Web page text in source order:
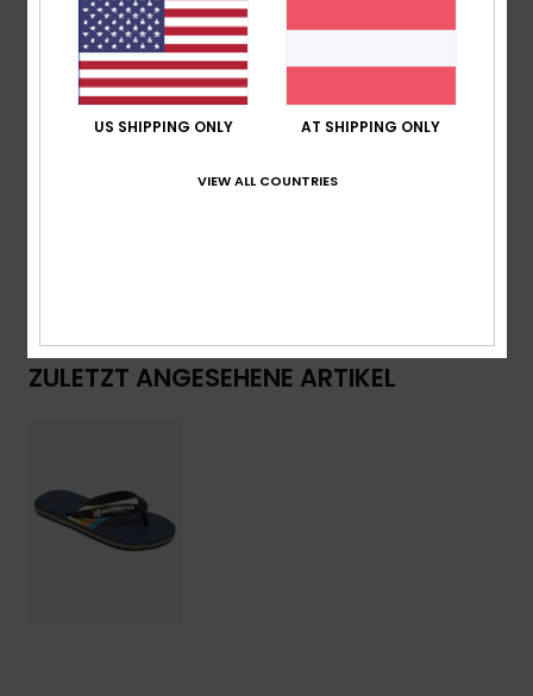
Rutschfestes strukturiertes Fußbett
Poppige schmale Linien auf der Seite
Aufgeschäumte Gummilaufsohle mit mehrfach
gewinkelten Logo-Nasen für zusätzliche Griffigkeit
Außensohle: Moosgummi
ZULETZT ANGESEHENE ARTIKEL
US SHIPPING ONLY AT SHIPPING ONLY
VIEW ALL COUNTRIES